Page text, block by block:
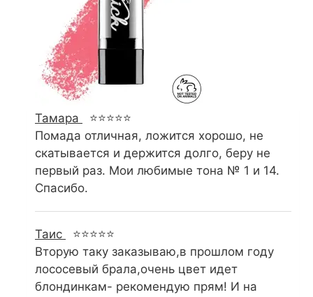
Тамара
⭐⭐⭐⭐⭐
Помада отличная, ложится хорошо, не
скатывается и держится долго, беру не
первый раз. Мои любимые тона № 1 и 14.
Спасибо.
Таис
⭐⭐⭐⭐⭐
Вторую таку заказываю,в прошлом году
лососевый брала,очень цвет идет
блондинкам- рекомендую прям! И на